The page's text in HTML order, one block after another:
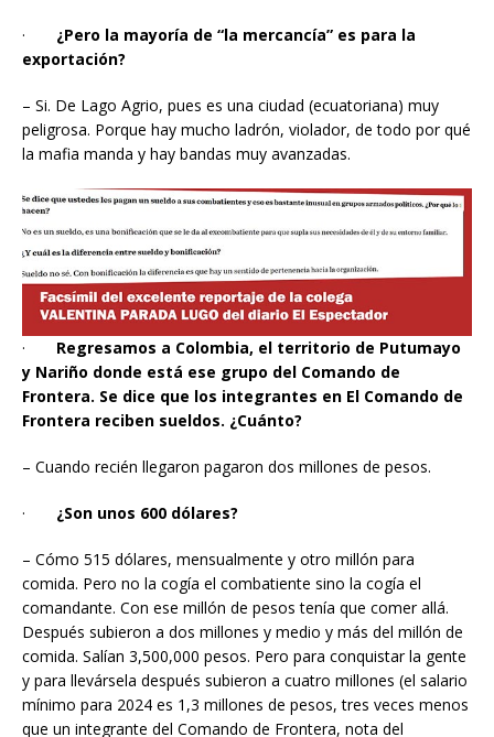
· ¿Pero la mayoría de “la mercancía” es para la
exportación?
– Si. De Lago Agrio, pues es una ciudad (ecuatoriana) muy
peligrosa. Porque hay mucho ladrón, violador, de todo por qué
la mafia manda y hay bandas muy avanzadas.
· Regresamos a Colombia, el territorio de Putumayo
y Nariño donde está ese grupo del Comando de
Frontera. Se dice que los integrantes en El Comando de
Frontera reciben sueldos. ¿Cuánto?
– Cuando recién llegaron pagaron dos millones de pesos.
· ¿Son unos 600 dólares?
– Cómo 515 dólares, mensualmente y otro millón para
comida. Pero no la cogía el combatiente sino la cogía el
comandante. Con ese millón de pesos tenía que comer allá.
Después subieron a dos millones y medio y más del millón de
comida. Salían 3,500,000 pesos. Pero para conquistar la gente
y para llevársela después subieron a cuatro millones (el salario
mínimo para 2024 es 1,3 millones de pesos, tres veces menos
que un integrante del Comando de Frontera, nota del